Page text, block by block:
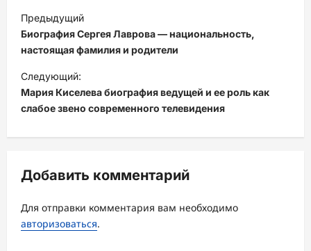
Н
а
в
и
г
а
ц
я
з
а
Предыдущий
Биография Сергея Лаврова — национальность,
настоящая фамилия и родители
Следующий:
Мария Киселева биография ведущей и ее роль как
слабое звено современного телевидения
Добавить комментарий
Для отправки комментария вам необходимо
авторизоваться.